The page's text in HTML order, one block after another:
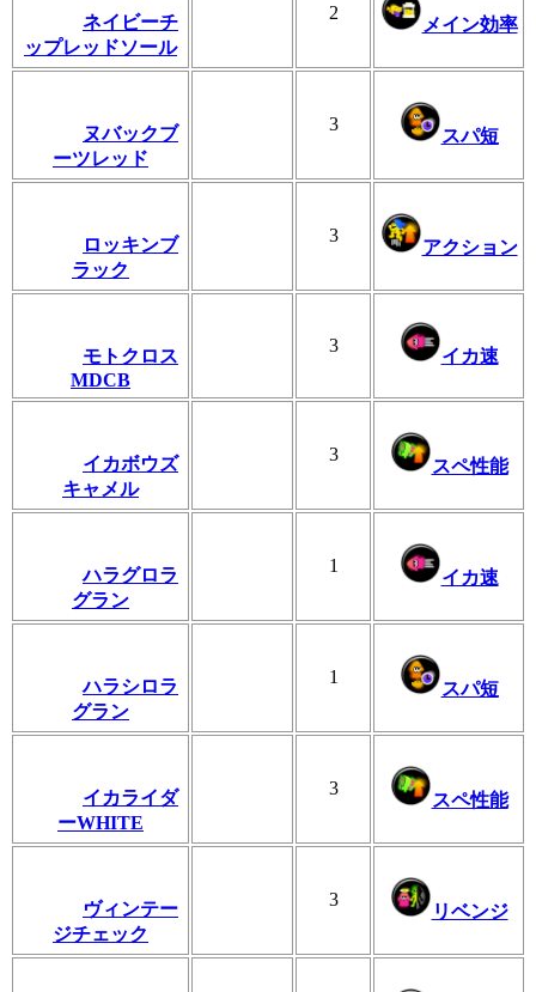
ネイビーチ
ップレッドソール
2
メイン効率
ヌバックブ
ーツレッド
3
スパ短
ロッキンブ
ラック
3
アクション
モトクロス
MDCB
3
イカ速
イカボウズ
キャメル
3
スペ性能
ハラグロラ
グラン
1
イカ速
ハラシロラ
グラン
1
スパ短
イカライダ
ーWHITE
3
スペ性能
ヴィンテー
ジチェック
3
リベンジ